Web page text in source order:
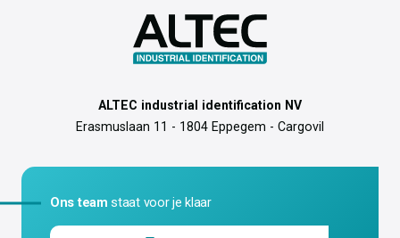
ALTEC industrial identification NV
Erasmuslaan 11 - 1804 Eppegem - Cargovil
Ons team staat voor je klaar